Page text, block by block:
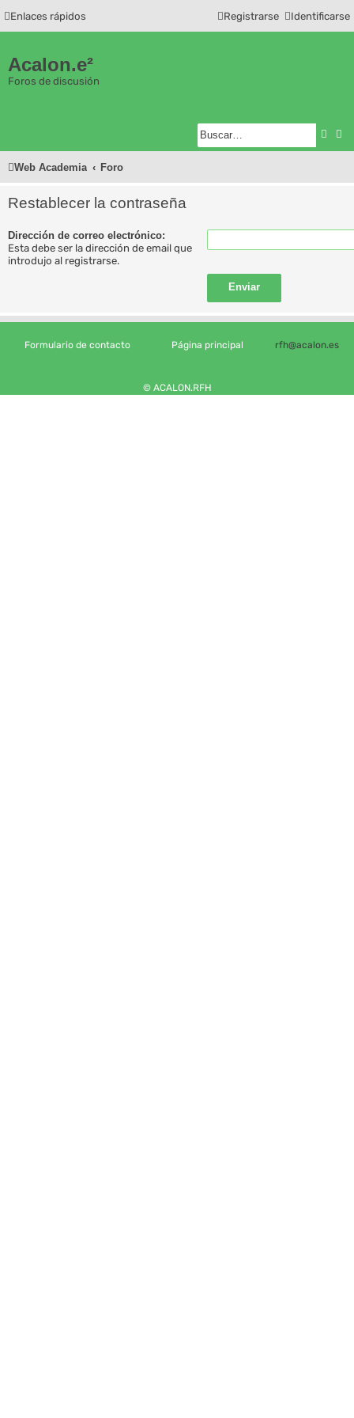
Enlaces rápidos Identificarse
Registrarse
Acalon.e²
Foros de discusión
Web Academia Foro
Restablecer la contraseña
Dirección de correo electrónico:
Esta debe ser la dirección de email que
introdujo al registrarse.
Formulario de contacto Página principal rfh@acalon.es
© ACALON.RFH